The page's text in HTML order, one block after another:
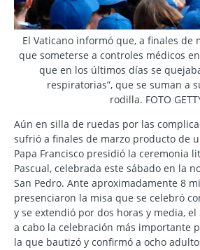
El Vaticano informó que, a finales de
que someterse a controles médicos
que en los últimos días se
respiratorias”, que se suman a
rodilla. FOTO
Aún en silla de ruedas por las
sufrió a finales de marzo producto de
Papa Francisco presidió la ceremonia
Pascual, celebrada este sábado en la
San Pedro. Ante aproximadamente 8
presenciaron la misa que se celebró
y se extendió por dos horas y media, el
a cabo la celebración más importante
la que bautizó y confirmó a ocho